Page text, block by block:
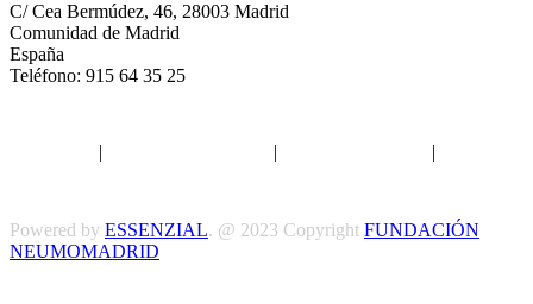
C/ Cea Bermúdez, 46, 28003 Madrid
Comunidad de Madrid
España
Teléfono: 915 64 35 25
| | |
Powered by ESSENZIAL. @ 2023 Copyright FUNDACIÓN
NEUMOMADRID